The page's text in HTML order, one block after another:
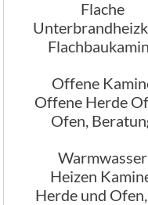
Flache
Flachbauofen
Offene
Offene Herde
Ofen,
Warmwasser
Heizen
Herde und